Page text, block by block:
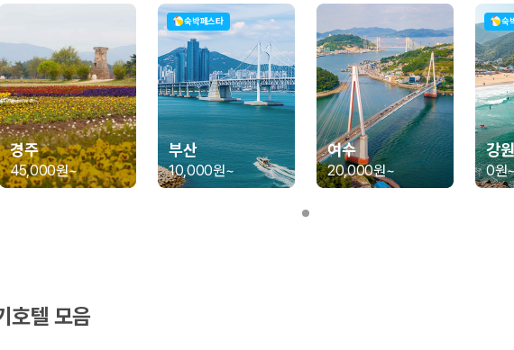
보험 조건과 차량 연식을 함께 비교하는 것이 좋습니다.
수, 짐 공간, 보험 조건을 함께 확인해야 합니다.
격비교입니다
라질 수 있습니다. 카모아는 제주 렌트카 가격뿐 아니라 일반자차, 완전자차, 슈퍼자차 조건
할 수 있습니다.
는 보험 조건입니다.
경주
45,000원~
숙박페스타
부산
10,000원~
여수
20,000원~
숙
강원
0원
호텔 모음